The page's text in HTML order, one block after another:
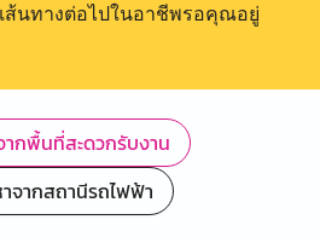
เส้นทางต่อไปในอาชีพรอคุณอยู่
ากพื้นที่สะดวกรับงาน
จากสถานีรถไฟฟ้า